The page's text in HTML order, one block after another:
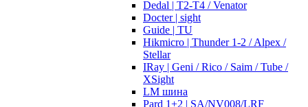
Dedal | T2-T4 / Venator
Docter | sight
Guide | TU
Hikmicro | Thunder 1-2 / Alpex /
Stellar
IRay | Geni / Rico / Saim / Tube /
XSight
LM шина
Pard 1+2 | SA/NV008/LRF